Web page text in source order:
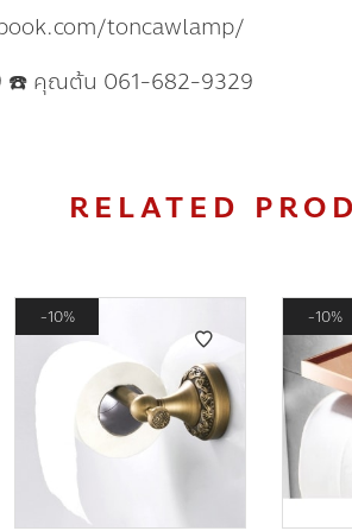
toncawlamp/
คุณต้น 061-682-9329
RELATED
10% 10%